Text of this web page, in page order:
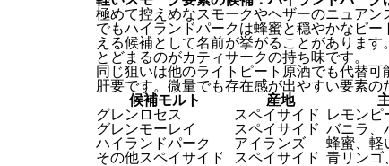
極めて控えめなスモークやヘザーのニュア
でもハイランドパークは蜂蜜と穏やかなピ
える候補として名前が挙がることがありま
とどまるのがカティサークの持ち味です。
同じ狙いは他のライトピート原酒でも代替
肝要です。微量でも存在感が出やすい要素の
候補モルト
産地
グレンロセス
スペイサイド レモンピ
グレンモーレイ
スペイサイド バニラ、
ハイランドパーク
アイランズ 蜂蜜、軽
その他スペイサイド
スペイサイド 青リンゴ